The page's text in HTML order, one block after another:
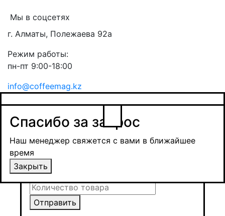
Мы в соцсетях
г. Алматы, Полежаева 92а
Режим работы:
пн-пт 9:00-18:00
info@coffeemag.kz
Заказ товара
Уведомить о поступлении
Спасибо за заявку
Наш менеджер свяжется с вами в ближайшее
время и обсудит сроки поставки и условия
оплаты
Закрыть
Получить оптовую цену
Отправить
Спасибо за запрос
Наш менеджер свяжется с вами в ближайшее
время
Закрыть